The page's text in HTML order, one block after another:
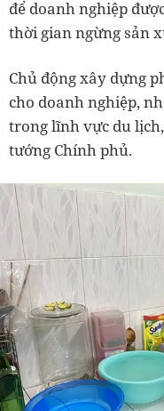
để doanh nghiệp
thời gian ngừng sản
Chủ động xây dựng
cho doanh nghiệp,
trong lĩnh vực du
tướng Chính phủ.